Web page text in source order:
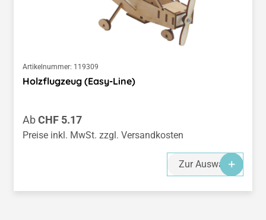
Artikelnummer: 119309
Holzflugzeug (Easy-Line)
Regulärer Preis:
AbCHF 5.17
Preise inkl. MwSt. zzgl. Versandkosten
Zur Auswahl